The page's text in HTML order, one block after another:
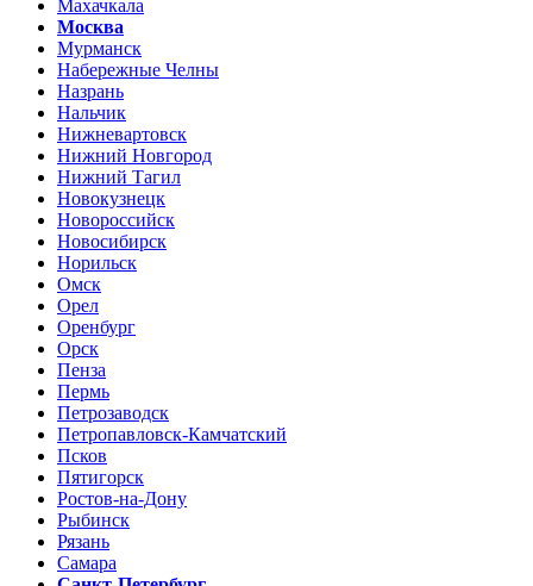
Махачкала
Москва
Мурманск
Набережные Челны
Назрань
Нальчик
Нижневартовск
Нижний Новгород
Нижний Тагил
Новокузнецк
Новороссийск
Новосибирск
Норильск
Омск
Орел
Оренбург
Орск
Пенза
Пермь
Петрозаводск
Петропавловск-Камчатский
Псков
Пятигорск
Ростов-на-Дону
Рыбинск
Рязань
Самара